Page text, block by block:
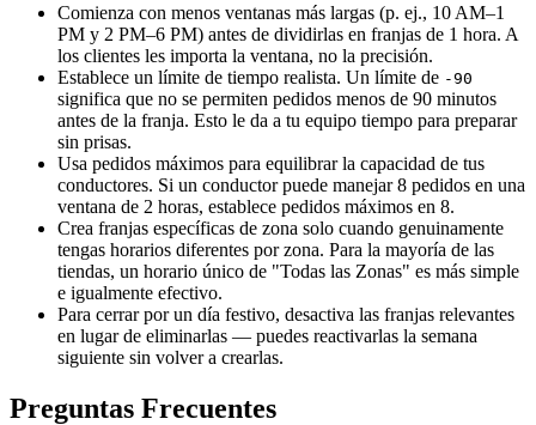
Comienza con menos ventanas más largas (p. ej., 10 AM–1
PM y 2 PM–6 PM) antes de dividirlas en franjas de 1 hora. A
los clientes les importa la ventana, no la precisión.
Establece un límite de tiempo realista. Un límite de -90
significa que no se permiten pedidos menos de 90 minutos
antes de la franja. Esto le da a tu equipo tiempo para preparar
sin prisas.
Usa pedidos máximos para equilibrar la capacidad de tus
conductores. Si un conductor puede manejar 8 pedidos en una
ventana de 2 horas, establece pedidos máximos en 8.
Crea franjas específicas de zona solo cuando genuinamente
tengas horarios diferentes por zona. Para la mayoría de las
tiendas, un horario único de "Todas las Zonas" es más simple
e igualmente efectivo.
Para cerrar por un día festivo, desactiva las franjas relevantes
en lugar de eliminarlas — puedes reactivarlas la semana
siguiente sin volver a crearlas.
Preguntas Frecuentes